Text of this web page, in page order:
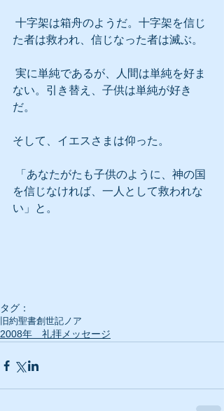
た者は救われ、信じなった者は滅ぶ。
ない。引き替え、子供は単純が好き
だ。
そして、イエスさまは仰った。
を信じなければ、一人として救われな
い」と。
タグ：
旧約聖書創世記ノア
2008年 礼拝メッセージ